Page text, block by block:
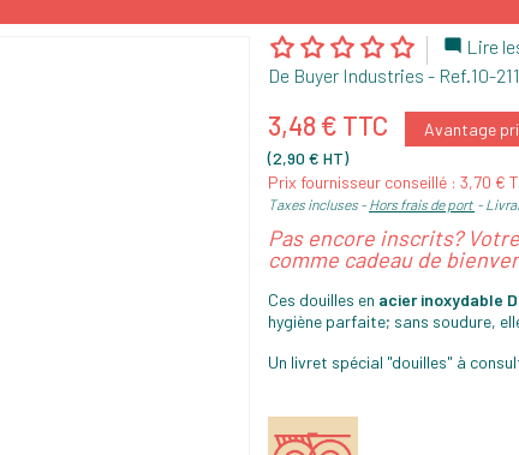
 Lire
De Buyer Industries - Ref. 10-
3,48 € TTC
Avantage
(2,90 € HT)
Prix fournisseur conseillé : 3,70 €
Taxes incluses Hors frais de port
Pas encore inscrits?
comme cadeau de
Ces douilles en acier inoxydable
hygiène parfaite; sans soudure,
Un livret spécial "douilles" à